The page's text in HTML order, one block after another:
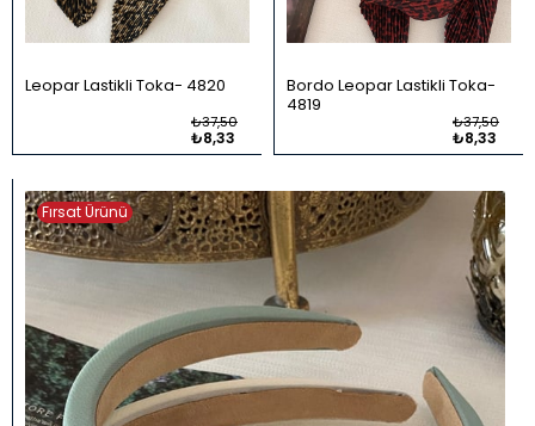
Leopar Lastikli Toka 4820
₺8,33
₺37,50
Bordo Leopar Lastikli Toka
4819
₺8,33
₺37,50
Fırsat Ürünü